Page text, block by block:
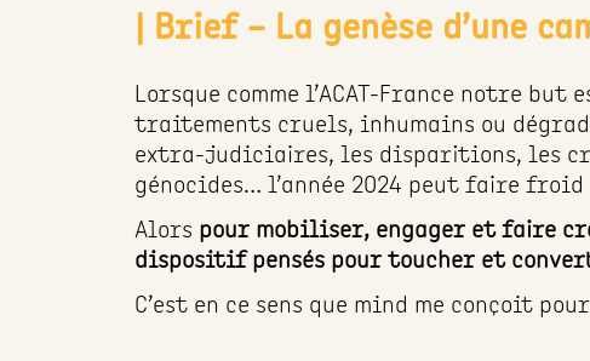
| Brief – La genèse d’une
Lorsque comme l’ACAT-France notre
traitements cruels, inhumains ou
extra-judiciaires, les disparitions, les
génocides… l’année 2024 peut faire froid
Alors pour mobiliser, engager et faire
dispositif pensés pour toucher et
C’est en ce sens que mind me conçoit